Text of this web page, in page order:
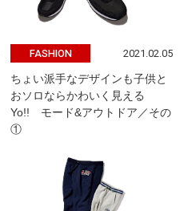
FASHION 2021.02.05
ちょい派手なデザインも子供と
おソロならかわいく見える
Yo!! モード&アウトドア／その
①